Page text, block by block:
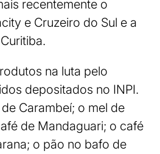
recentemente o
e Cruzeiro do Sul e a
na luta pelo
depositados no INPI.
Carambeí; o mel de
de Mandaguari; o café
o pão no bafo de